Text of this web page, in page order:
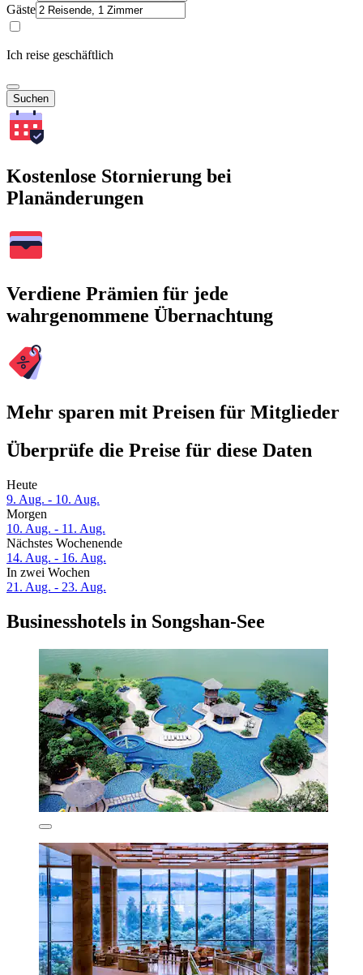
Gäste
Ich reise geschäftlich
Suchen
Kostenlose Stornierung bei
Planänderungen
Verdiene Prämien für jede
wahrgenommene Übernachtung
Mehr sparen mit Preisen für Mitglieder
Überprüfe die Preise für diese Daten
Heute
9. Aug. - 10. Aug.
Morgen
10. Aug. - 11. Aug.
Nächstes Wochenende
14. Aug. - 16. Aug.
In zwei Wochen
21. Aug. - 23. Aug.
Businesshotels in Songshan-See